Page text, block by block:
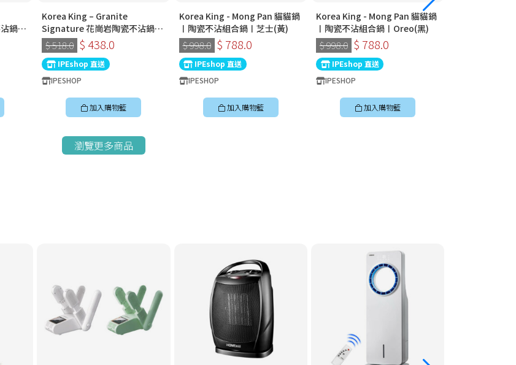
鍋〡
韓
Korea King – Granite
Signature 花崗岩陶瓷不沾鍋〡
30cm深炒鍋 〡經典炭黑色〡韓
國製易潔鑊
$ 518.0 $ 438.0
IPEshop 直送
IPESHOP
加入購物籃
Korea King - Mong Pan 貓貓鍋
〡陶瓷不沾組合鍋〡芝士(黃)
$ 998.0 $ 788.0
IPEshop 直送
IPESHOP
加入購物籃
Korea King - Mong Pan 貓貓鍋
〡陶瓷不沾組合鍋〡Oreo(黑)
$ 998.0 $ 788.0
IPEshop 直送
IPESHOP
加入購物籃
瀏覽更多商品